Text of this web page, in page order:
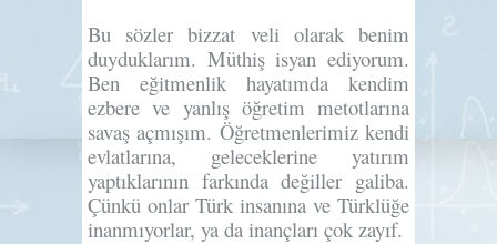
Bu sözler bizzat veli olarak benim
duyduklarım. Müthiş isyan ediyorum.
Ben eğitmenlik hayatımda kendim
ezbere ve yanlış öğretim metotlarına
savaş açmışım. Öğretmenlerimiz kendi
evlatlarına, geleceklerine yatırım
yaptıklarının farkında değiller galiba.
Çünkü onlar Türk insanına ve Türklüğe
inanmıyorlar, ya da inançları çok zayıf.